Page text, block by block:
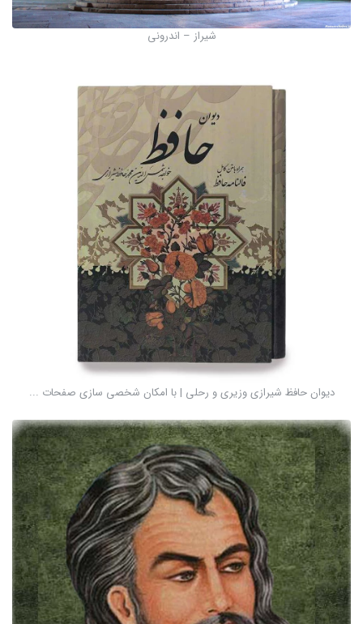
شیراز – اندرونی
دیوان حافظ شیرازی وزیری و رحلی | با امکان شخصی سازی صفحات ...